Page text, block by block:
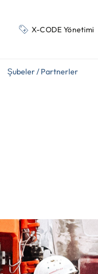
X-CODE Yönetimi
Şubeler / Partnerler